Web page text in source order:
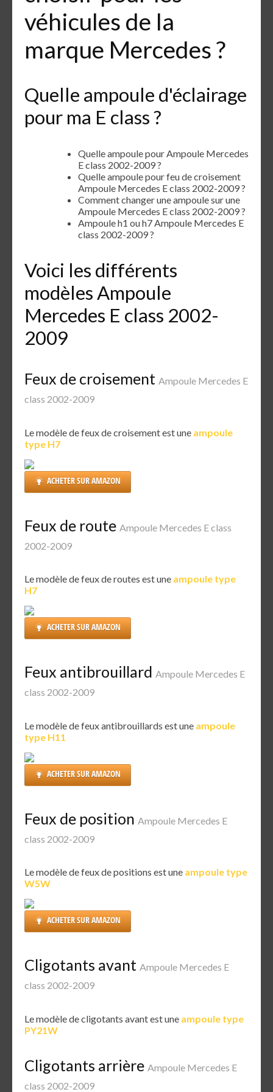
véhicules de la
marque Mercedes ?
Quelle ampoule d'éclairage
pour ma E class ?
Quelle ampoule pour Ampoule Mercedes
E class 2002-2009 ?
Quelle ampoule pour feu de croisement
Ampoule Mercedes E class 2002-2009 ?
Comment changer une ampoule sur une
Ampoule Mercedes E class 2002-2009 ?
Ampoule h1 ou h7 Ampoule Mercedes E
class 2002-2009 ?
Voici les différents
modèles Ampoule
Mercedes E class 2002-
2009
Feux de croisement Ampoule Mercedes E
class 2002-2009
Le modèle de feux de croisement est une ampoule
type H7
ACHETER SUR AMAZON
Feux de route Ampoule Mercedes E class
2002-2009
Le modèle de feux de routes est une ampoule type
H7
ACHETER SUR AMAZON
Feux antibrouillard Ampoule Mercedes E
class 2002-2009
Le modèle de feux antibrouillards est une ampoule
type H11
ACHETER SUR AMAZON
Feux de position Ampoule Mercedes E
class 2002-2009
Le modèle de feux de positions est une ampoule type
W5W
ACHETER SUR AMAZON
Cligotants avant Ampoule Mercedes E
class 2002-2009
Le modèle de cligotants avant est une ampoule type
PY21W
Cligotants arrière Ampoule Mercedes E
class 2002-2009